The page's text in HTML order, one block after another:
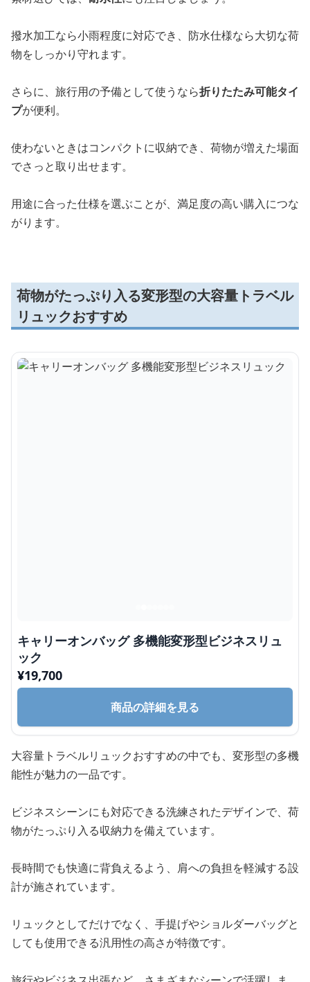
撥水加工なら小雨程度に対応でき、防水仕様なら大切な荷
物をしっかり守れます。
さらに、旅行用の予備として使うなら折りたたみ可能タイ
プが便利。
使わないときはコンパクトに収納でき、荷物が増えた場面
でさっと取り出せます。
用途に合った仕様を選ぶことが、満足度の高い購入につな
がります。
荷物がたっぷり入る変形型の大容量トラベル
リュックおすすめ
キャリーオンバッグ 多機能変形型ビジネスリュ
ック
¥19,700
商品の詳細を見る
大容量トラベルリュックおすすめの中でも、変形型の多機
能性が魅力の一品です。
ビジネスシーンにも対応できる洗練されたデザインで、荷
物がたっぷり入る収納力を備えています。
長時間でも快適に背負えるよう、肩への負担を軽減する設
計が施されています。
リュックとしてだけでなく、手提げやショルダーバッグと
しても使用できる汎用性の高さが特徴です。